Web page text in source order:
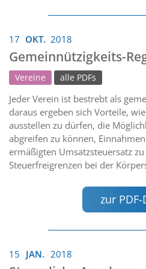
17 OKT. 2018
Gemeinnützigkeits-
Vereine alle PDFs
Jeder Verein ist bestrebt als
daraus ergeben sich Vorteile,
ausstellen zu dürfen, die
abgreifen zu können,
ermäßigten Umsatzsteuersatz
Steuerfreigrenzen bei der
zur PDF-
15 JAN. 2018